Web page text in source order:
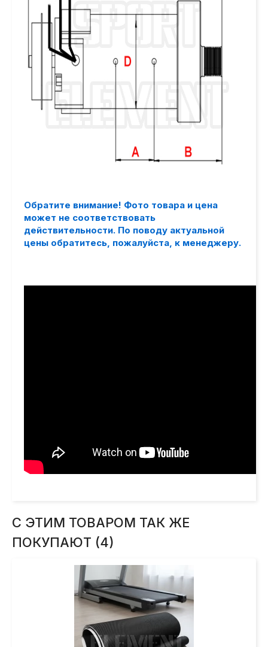
Обратите внимание! Фото товара и цена
может не соответствовать
действительности. По поводу актуальной
цены обратитесь, пожалуйста, к менеджеру.
С ЭТИМ ТОВАРОМ ТАК ЖЕ
ПОКУПАЮТ (4)